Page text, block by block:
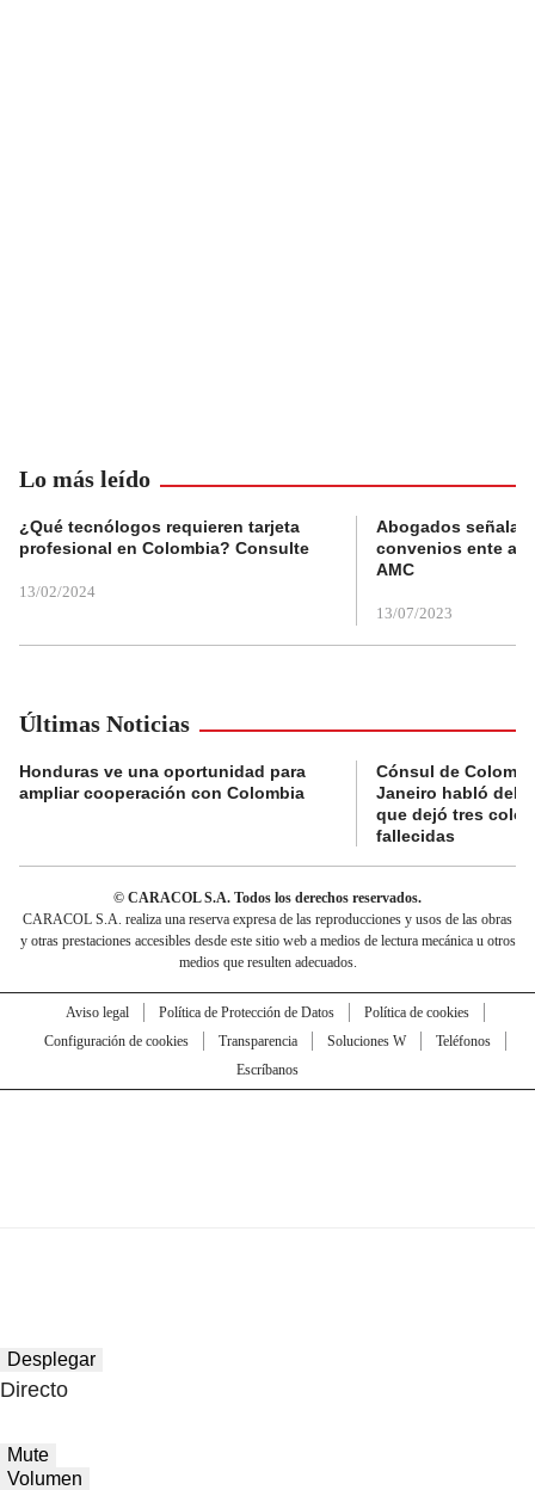
Lo más leído
¿Qué tecnólogos requieren tarjeta
profesional en Colombia? Consulte
13/02/2024
Abogados
convenios ente
AMC
13/07/2023
Últimas Noticias
Honduras ve una oportunidad para
ampliar cooperación con Colombia
Cónsul de
Janeiro habló del
que dejó tres
fallecidas
© CARACOL S.A. Todos los derechos reservados.
CARACOL S.A. realiza una reserva expresa de las reproducciones y usos de las obras
y otras prestaciones accesibles desde este sitio web a medios de lectura mecánica u otros
medios que resulten adecuados.
Aviso legal Política de Protección de Datos
Política de cookies
Configuración de cookies
Transparencia Soluciones W
Teléfonos
Escríbanos
Desplegar
Directo
Mute
Volumen